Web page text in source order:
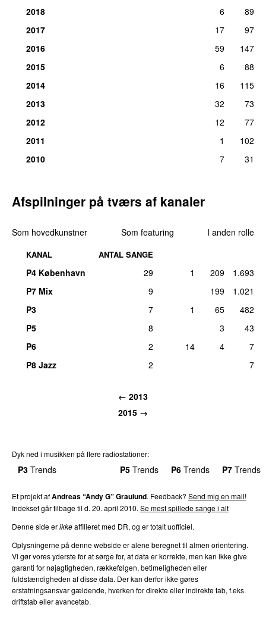
2018
6
89
2017
17
97
2016
59
147
2015
6
88
2014
16
115
2013
32
73
2012
12
77
2011
1
102
2010
7 31
Afspilninger på tværs af kanaler
Som hovedkunstner Som featuring I anden rolle
KANAL ANTAL SANGE
P4 København 29 1 209
1.693
P7 Mix
9 199
1.021
P3
7 1 65
482
P5
8 3
43
P6
2 14 4
7
P8 Jazz
2 7
← 2013
2015 →
Dyk ned i musikken på flere radiostationer:
P3 Trends P5 Trends P6 Trends P7 Trends
Et projekt afAndreas “Andy G” Graulund. Feedback? Send mig en mail!
Indekset går tilbage til d. 20. april 2010. Se mest spillede sange i alt
Denne side erikkeaffilieret med DR, og er totalt uofficiel.
Oplysningerne på denne webside er alene beregnet til almen orientering.
Vi gør vores yderste for at sørge for, at data er korrekte, men kan ikke give
garanti for nøjagtigheden, rækkefølgen, betimeligheden eller
fuldstændigheden af disse data. Der kan derfor ikke gøres
erstatningsansvar gældende, hverken for direkte eller indirekte tab, f.eks.
driftstab eller avancetab.